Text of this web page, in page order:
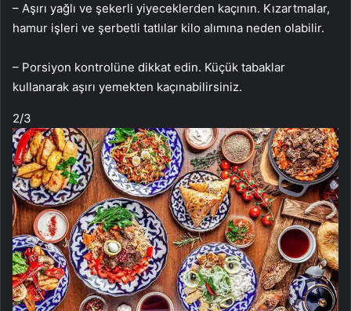
– Aşırı yağlı ve şekerli yiyeceklerden kaçının. Kızartmalar,
hamur işleri ve şerbetli tatlılar kilo alımına neden olabilir.
– Porsiyon kontrolüne dikkat edin. Küçük tabaklar
kullanarak aşırı yemekten kaçınabilirsiniz.
2/3